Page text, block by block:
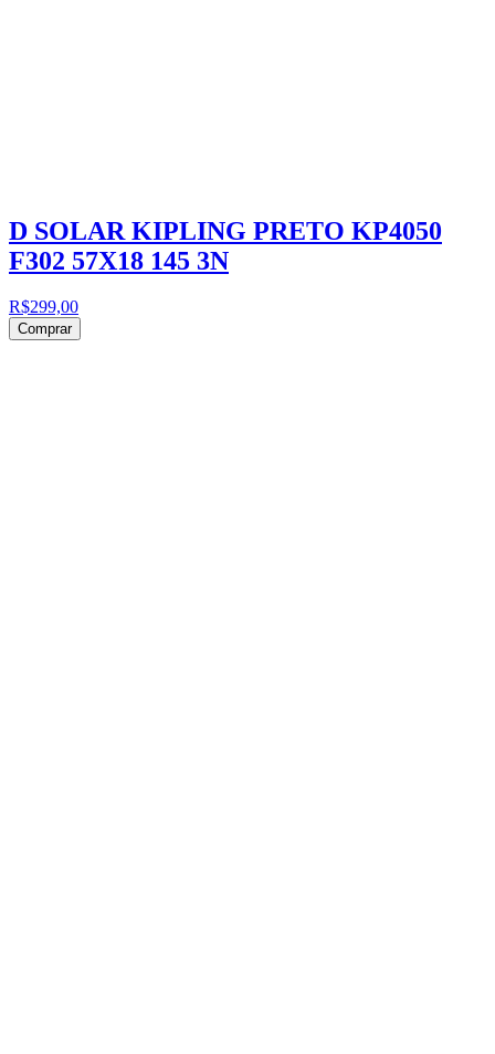
D SOLAR KIPLING PRETO KP4050
F302 57X18 145 3N
R$299,00
Comprar